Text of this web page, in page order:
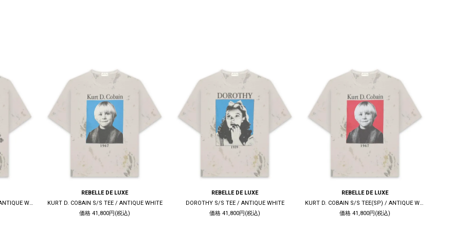
LIVE QUIET DIE TRUE S/S TEE / ANTIQUE WHITE
REBELLE DE LUXE
KURT D. COBAIN S/S TEE / ANTIQUE WHITE
価格 41,800円(税込)
REBELLE DE LUXE
DOROTHY S/S TEE / ANTIQUE WHITE
価格 41,800円(税込)
REBELLE DE LUXE
KURT D. COBAIN S/S TEE(SP) / ANTIQUE WHITE
価格 41,800円(税込)